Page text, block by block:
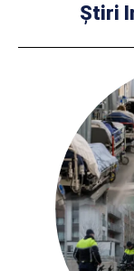
Știri